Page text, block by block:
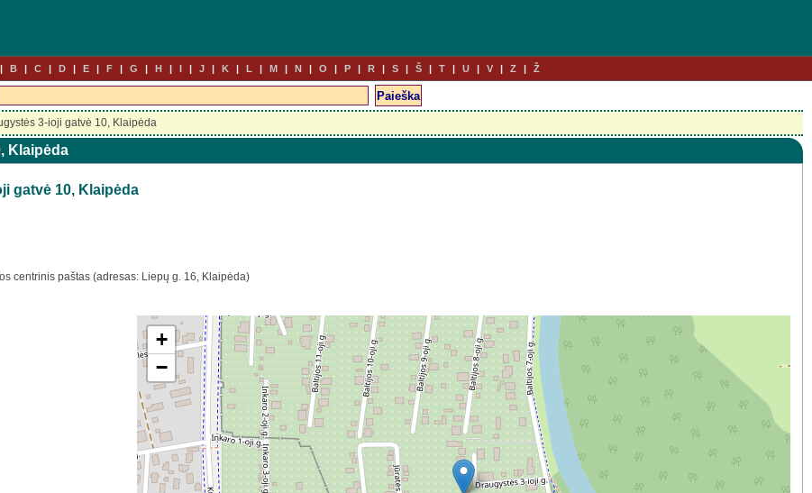
B C D E F G H I J K L M N O P R S Š T U V Z Ž
3-ioji gatvė 10, Klaipėda
Klaipėda
gatvė 10, Klaipėda
centrinis paštas (adresas: Liepų g. 16, Klaipėda)
+
−